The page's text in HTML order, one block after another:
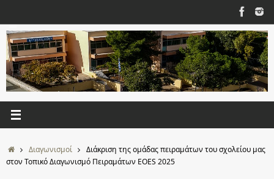
περιεχόμενο
Αρχική
Διαγωνισμοί
Διάκριση της ομάδας πειραμάτων του σχολείου μας
στον Τοπικό Διαγωνισμό Πειραμάτων EΟES 2025